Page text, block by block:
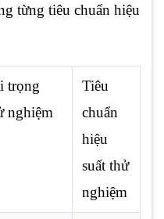
từng tiêu chuẩn hiệu
trọng
nghiệm
Tiêu
chuẩn
hiệu
suất thử
nghiệm